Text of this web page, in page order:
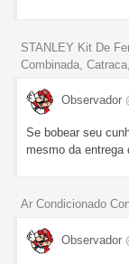
STANLEY Kit De
Combinada,
Observador
Se bobear seu
mesmo da entrega
Ar Condicionado
Observador